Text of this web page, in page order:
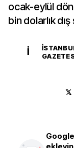
ocak-eylül
bin dolarlık
İ